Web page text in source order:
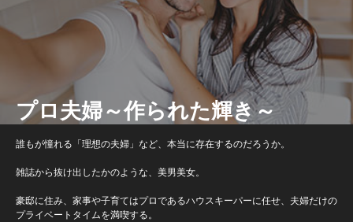
プロ夫婦～作られた輝き～
誰もが憧れる「理想の夫婦」など、本当に存在するのだろうか。
雑誌から抜け出したかのような、美男美女。
豪邸に住み、家事や子育てはプロであるハウスキーパーに任せ、夫婦だけの
プライベートタイムを満喫する。